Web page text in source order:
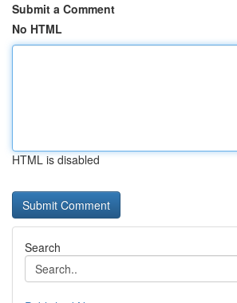
Submit a Comment
No HTML
HTML is disabled
Search